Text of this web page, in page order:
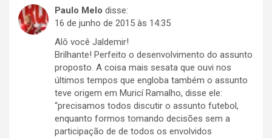
Paulo Melo disse:
16 de junho de 2015 às 14:35
Alô você Jaldemir!
Brilhante! Perfeito o desenvolvimento do assunto
proposto. A coisa mais sesata que ouvi nos
últimos tempos que engloba também o assunto
teve origem em Muricí Ramalho, disse ele:
“precisamos todos discutir o assunto futebol,
enquanto formos tomando decisões sem a
participação de de todos os envolvidos